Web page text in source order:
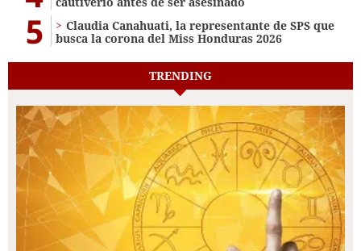
5
Claudia Canahuati, la representante de SPS que
busca la corona del Miss Honduras 2026
TRENDING